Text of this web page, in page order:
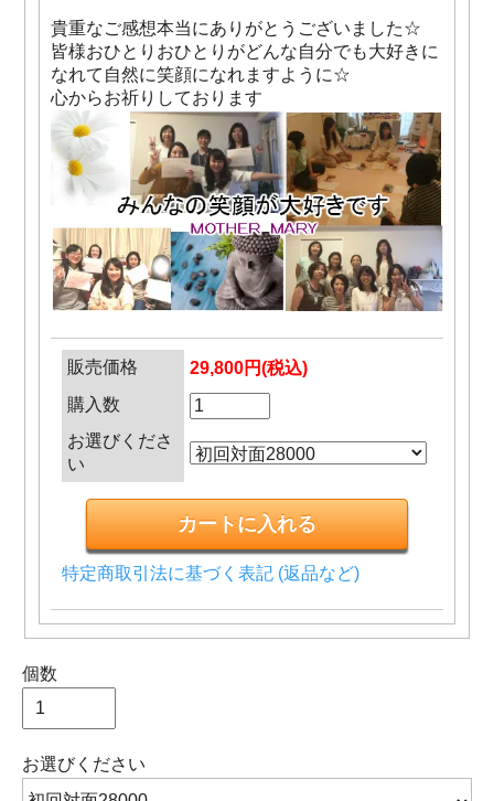
貴重なご感想本当にありがとうございました☆
皆様おひとりおひとりがどんな自分でも大好きに
なれて自然に笑顔になれますように☆
心からお祈りしております
販売価格
29,800円(税込)
購入数
お選びくださ
い
特定商取引法に基づく表記 (返品など)
個数
お選びください